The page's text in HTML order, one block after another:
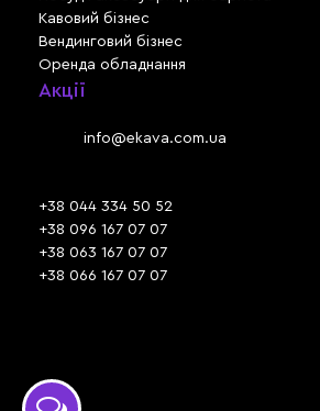
Кавовий бізнес
Вендинговий бізнес
Оренда обладнання
Акції
info@ekava.com.ua
+38 044 334 50 52
+38 096 167 07 07
+38 063 167 07 07
+38 066 167 07 07